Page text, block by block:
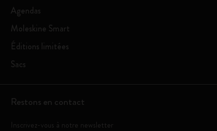
Agendas
Moleskine Smart
Éditions limitées
Sacs
Restons en contact
Inscrivez-vous à notre newsletter